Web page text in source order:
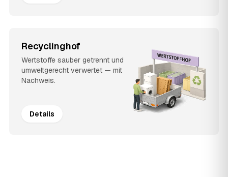
Recyclinghof
Wertstoffe sauber getrennt und
umweltgerecht verwertet — mit
Nachweis.
Details